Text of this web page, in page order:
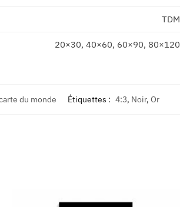
TDM
20×30, 40×60, 60×90, 80×120
du monde Étiquettes : 4:3, Noir, Or